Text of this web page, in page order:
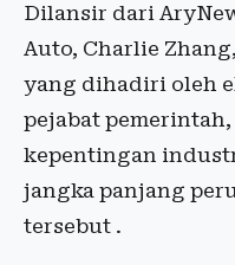
Dilansir dari
Auto, Charlie
yang dihadiri oleh
pejabat
kepentingan
jangka panjang
tersebut .